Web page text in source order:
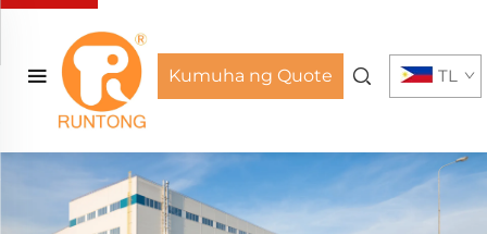
Kumuha ng Quote TL